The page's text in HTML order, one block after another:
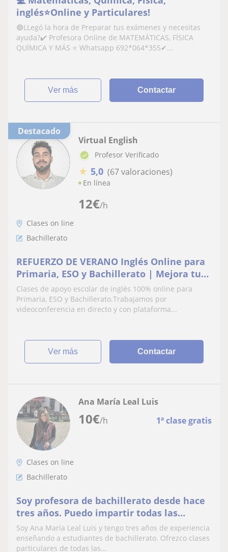
inglés⭐Online y Particulares!
🟢LLegó la hora de Preparar tus exámenes y necesitas
ayuda?✔️ Profesora Online de MATEMÁTICAS, FÍSICA
QUÍMICA Y MÁS ⭐ Whatsapp 692*064*355✔...
ver más Contactar
Destacado
12€/h
Virtual English
Profesor Verificado
★ 5,0 (67 valoraciones)
En línea
Clases on line
Bachillerato
REFUERZO DE VERANO Inglés Online para
Primaria, ESO y Bachillerato | Mejora tus
Notas
Clases de apoyo escolar de inglés 100% online para
Primaria, ESO y Bachillerato.Trabajamos por
videoconferencia en directo y con plataforma...
ver más Contactar
10€/h 1ª clase gratis
Ana María Leal Luis
Clases on line
Bachillerato
Soy profesora de bachillerato desde hace
tres años. Puedo impartir todas las
materias que sean necesarias
Soy Ana María Leal Luis y tengo tres años de experiencia
enseñando a estudiantes de bachillerato. Ofrezco clases
particulares de todas las...